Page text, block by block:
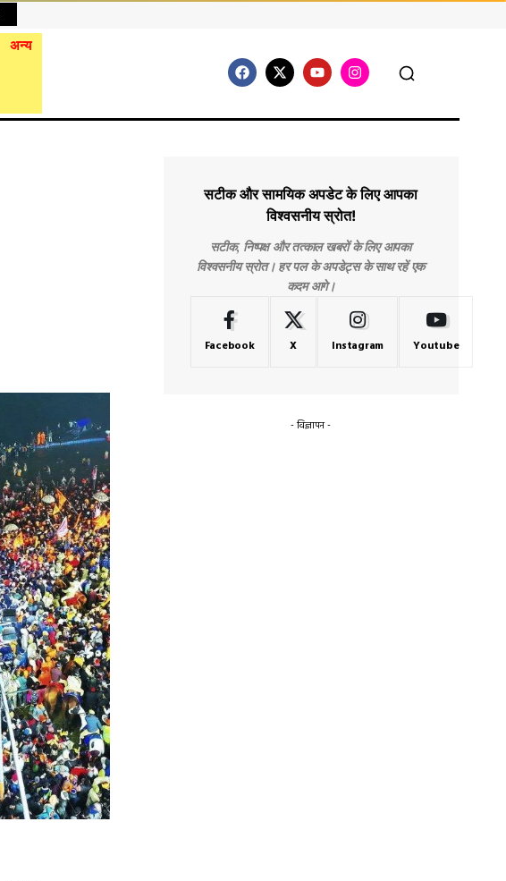
अन्य
सटीक और सामयिक अपडेट के लिए आपका
विश्वसनीय स्रोत!
सटीक, निष्पक्ष और तत्काल खबरों के लिए आपका
विश्वसनीय स्रोत। हर पल के अपडेट्स के साथ रहें एक
कदम आगे।
Facebook X Instagram Youtube
- विज्ञापन -